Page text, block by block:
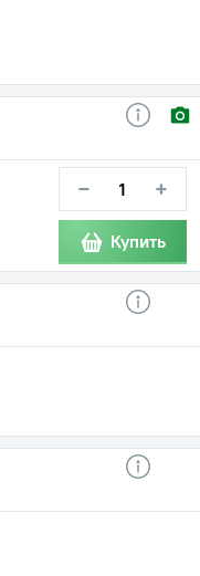
− +
Купить